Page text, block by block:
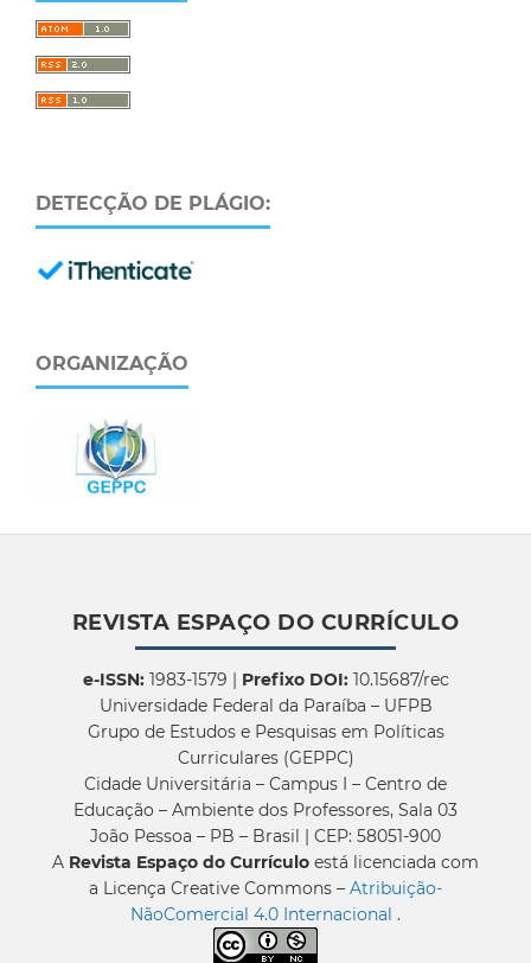
DETECÇÃO DE PLÁGIO:
ORGANIZAÇÃO
REVISTA ESPAÇO DO CURRÍCULO
e-ISSN:1983-1579 | Prefixo DOI:10.15687/rec
Universidade Federal da Paraíba – UFPB
Grupo de Estudos e Pesquisas em Políticas
Curriculares (GEPPC)
Cidade Universitária – Campus I – Centro de
Educação – Ambiente dos Professores, Sala 03
João Pessoa – PB – Brasil | CEP: 58051-900
A Revista Espaço do Currículo está licenciada com
a Licença Creative Commons – Atribuição-
NãoComercial 4.0 Internacional .